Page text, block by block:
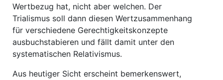
Wertbezug hat, nicht aber welchen. Der
Trialismus soll dann diesen Wertzusammenhang
für verschiedene Gerechtigkeitskonzepte
ausbuchstabieren und fällt damit unter den
systematischen Relativismus.
Aus heutiger Sicht erscheint bemerkenswert,